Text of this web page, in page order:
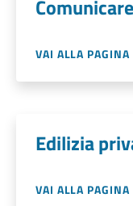
VAI ALLA PAGINA
Edilizia
VAI ALLA PAGINA